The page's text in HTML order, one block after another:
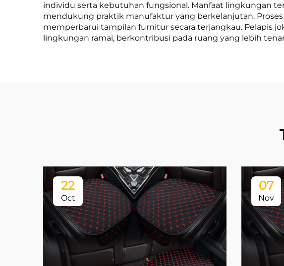
individu serta kebutuhan fungsional. Manfaat lingkungan
mendukung praktik manufaktur yang berkelanjutan.
memperbarui tampilan furnitur secara terjangkau. Pelapis
lingkungan ramai, berkontribusi pada ruang yang lebih
22
Oct
07
Nov